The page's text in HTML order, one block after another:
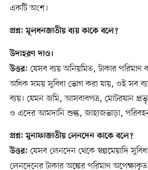
একটি অংশ।
প্রশ্ন: মূলধনজাতীয় ব্যয় কাকে বলে?
উদাহরণ দাও।
উত্তর: যেসব ব্যয় অনিয়মিত, টাকার
অধিক সময় সুবিধা ভোগ করা যায়, ওই সব
ব্যয়। যেমন জমি, আসবাবপত্র, মোটরযান
ও এদের আমদানি শুল্ক, জাহাজভাড়া,
প্রশ্ন: মুনাফাজাতীয় লেনদেন কাকে বলে?
উত্তর: যেসব লেনদেন থেকে স্বল্পমেয়াদি
লেনদেনের টাকার অঙ্কের পরিমাণ